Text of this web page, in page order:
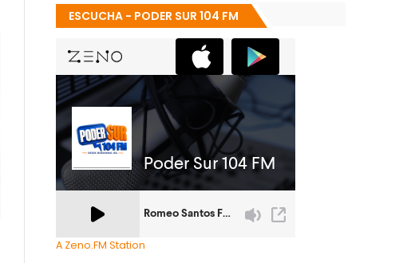
ESCUCHA - PODER SUR 104 FM
A Zeno.FM Station